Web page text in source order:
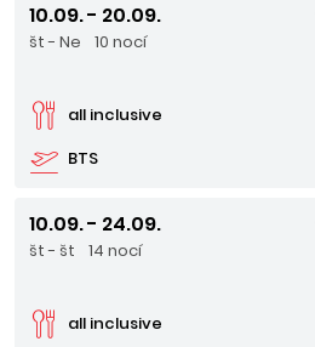
10.09. - 20.09.
št - Ne 10 nocí
BTS
all inclusive
10.09. - 24.09.
št - št 14 nocí
all inclusive